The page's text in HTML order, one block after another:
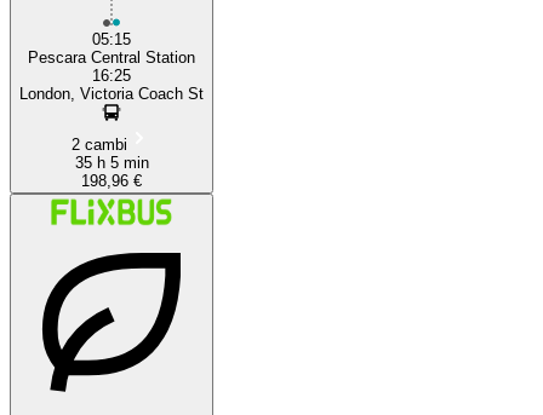
05:15
Pescara Central Station
16:25
London, Victoria Coach St
2 cambi
35 h 5 min
198,96 €